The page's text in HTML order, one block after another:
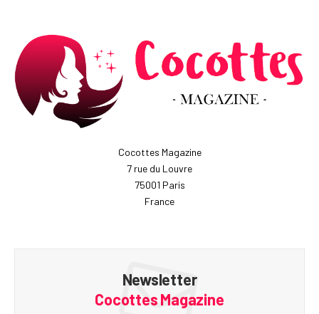
Cocottes Magazine
7 rue du Louvre
75001 Paris
France
Newsletter
Cocottes Magazine